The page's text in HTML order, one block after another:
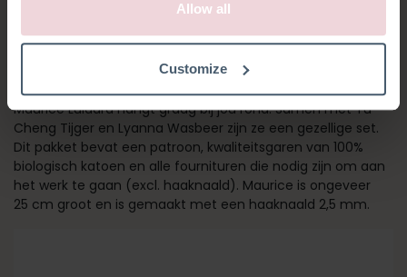
Allow all
Customize
MAURICE LUIAARD
Hij is net wakker van zijn dutje en klaar om te knuffelen.
Maurice Luiaard hangt graag bij jou rond. Samen met Yu-
Cheng Tijger en Lyanna Wasbeer zijn ze een gezellige set.
Dit pakket bevat een patroon, kwaliteitsgaren van 100%
biologisch katoen en alle fournituren die nodig zijn om aan
het werk te gaan (excl. haaknaald). Maurice is ongeveer
25 cm groot en is gemaakt met een haaknaald 2,5 mm.